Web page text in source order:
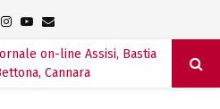
Instagram
Youtube
Email